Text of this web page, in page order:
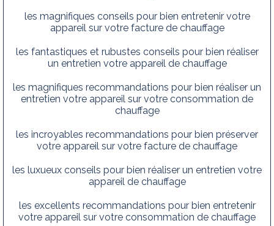
les magnifiques conseils pour bien entretenir votre
appareil sur votre facture de chauffage
les fantastiques et rubustes conseils pour bien réaliser
un entretien votre appareil de chauffage
les magnifiques recommandations pour bien réaliser un
entretien votre appareil sur votre consommation de
chauffage
les incroyables recommandations pour bien préserver
votre appareil sur votre facture de chauffage
les luxueux conseils pour bien réaliser un entretien votre
appareil de chauffage
les excellents recommandations pour bien entretenir
votre appareil sur votre consommation de chauffage